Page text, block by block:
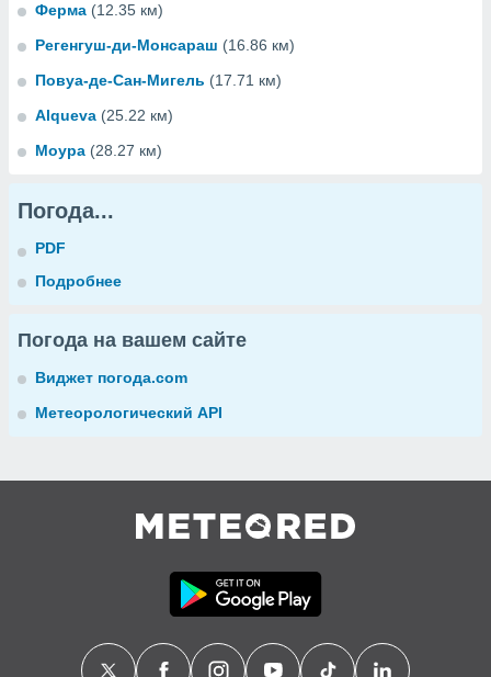
Ферма (12.35 км)
Регенгуш-ди-Монсараш (16.86 км)
Повуа-де-Сан-Мигель (17.71 км)
Alqueva (25.22 км)
Моура (28.27 км)
Погода...
PDF
Подробнее
Погода на вашем сайте
Виджет погода.com
Метеорологический API